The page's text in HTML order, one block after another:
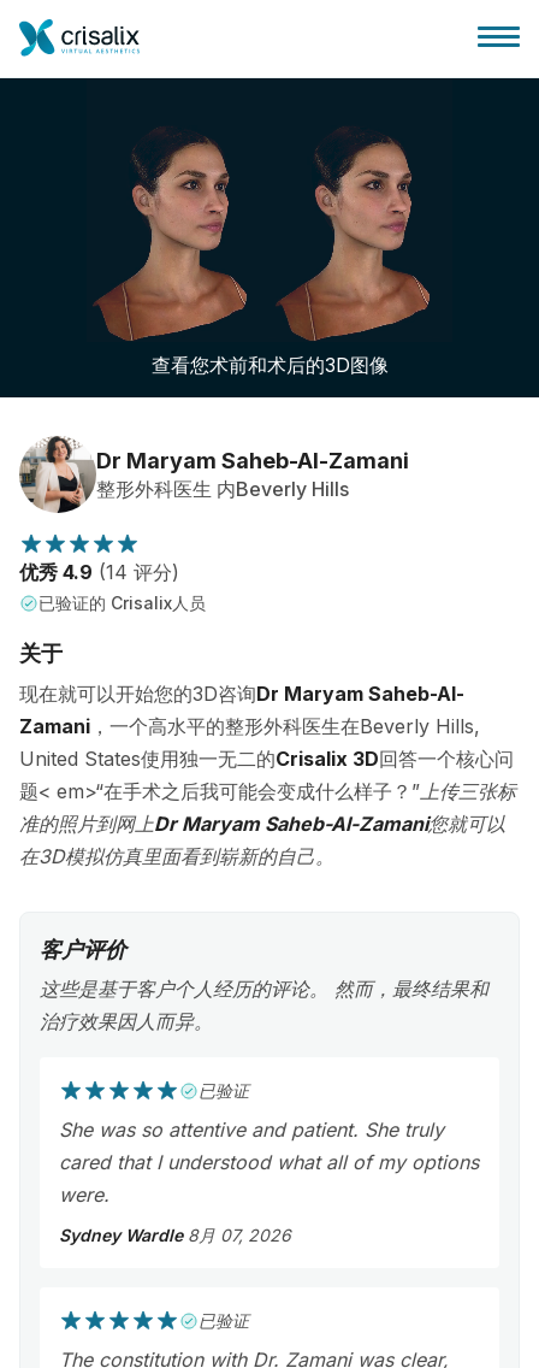
外科医生之家
3D商务平台
客户评价
查看您术前和术后的3D图像
Dr Maryam Saheb-Al-Zamani
整形外科医生 内Beverly Hills
优秀 4.9 (14 评分)
已验证的 Crisalix人员
关于
现在就可以开始您的3D咨询Dr Maryam Saheb-Al-
Zamani ，一个高水平的整形外科医生在Beverly Hills,
United States使用独一无二的Crisalix 3D回答一个核心问
题< em>“在手术之后我可能会变成什么样子？” 上传三张标
准的照片到网上Dr Maryam Saheb-Al-Zamani您就可以
在3D模拟仿真里面看到崭新的自己。
客户评价
这些是基于客户个人经历的评论。 然而，最终结果和
治疗效果因人而异。
已验证
She was so attentive and patient. She truly
cared that I understood what all of my options
were.
Sydney Wardle 8月 07, 2026
已验证
The constitution with Dr. Zamani was clear,